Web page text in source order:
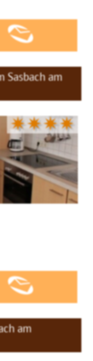
Sasbach am
✷✷✷✷
am